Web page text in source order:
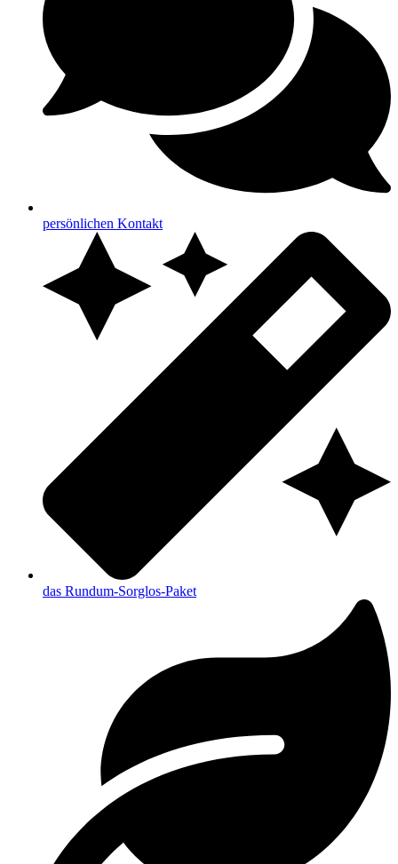
persönlichen Kontakt
das Rundum-Sorglos-Paket